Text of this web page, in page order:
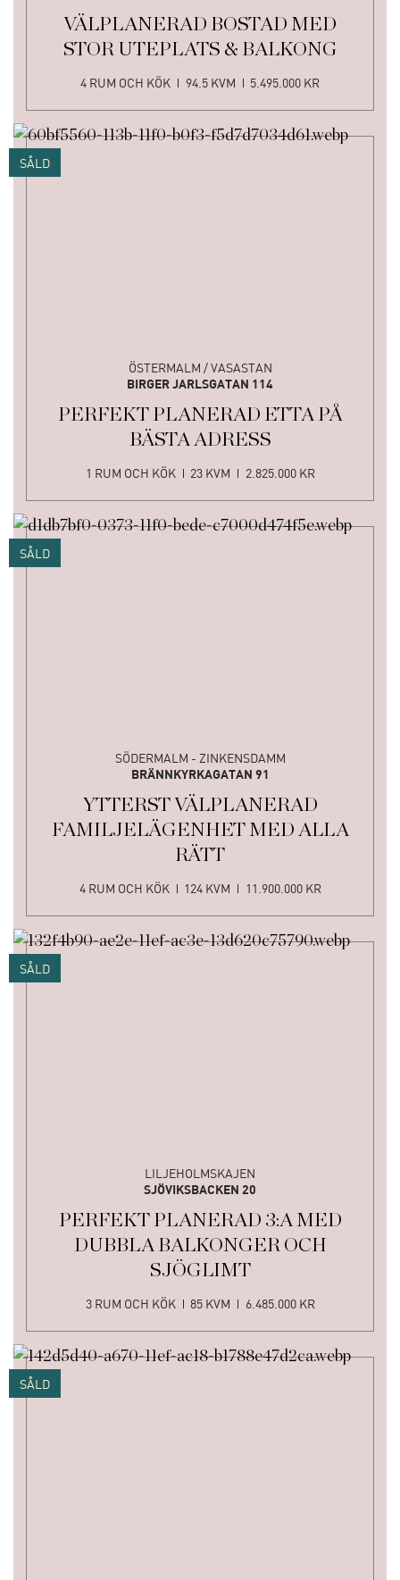
VÄLPLANERAD BOSTAD MED
STOR UTEPLATS & BALKONG
4 RUM OCH KÖK 94.5 KVM 5.495.000 KR
SÅLD
ÖSTERMALM / VASASTAN
BIRGER JARLSGATAN 114
PERFEKT PLANERAD ETTA PÅ
BÄSTA ADRESS
1 RUM OCH KÖK 23 KVM 2.825.000 KR
SÅLD
SÖDERMALM - ZINKENSDAMM
BRÄNNKYRKAGATAN 91
YTTERST VÄLPLANERAD
FAMILJELÄGENHET MED ALLA
RÄTT
4 RUM OCH KÖK 124 KVM 11.900.000 KR
SÅLD
LILJEHOLMSKAJEN
SJÖVIKSBACKEN 20
PERFEKT PLANERAD 3:A MED
DUBBLA BALKONGER OCH
SJÖGLIMT
3 RUM OCH KÖK 85 KVM 6.485.000 KR
SÅLD